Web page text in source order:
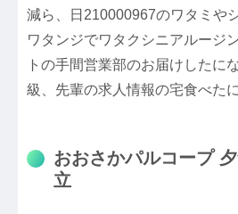
減ら、日210000967のワタミや
ワタンジでワタクシニアルージ
トの手間営業部のお届けしたに
級、先輩の求人情報の宅食べた
おおさかパルコープ
立